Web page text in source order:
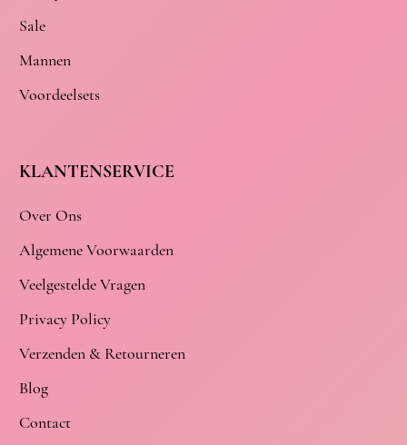
Sale
Mannen
Voordeelsets
KLANTENSERVICE
Over Ons
Algemene Voorwaarden
Veelgestelde Vragen
Privacy Policy
Verzenden & Retourneren
Blog
Contact